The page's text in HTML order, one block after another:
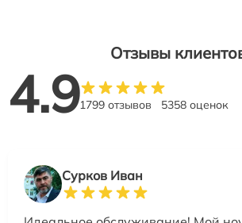
Отзывы
4.91799 отзывов 5358 оценок
Сурков Иван